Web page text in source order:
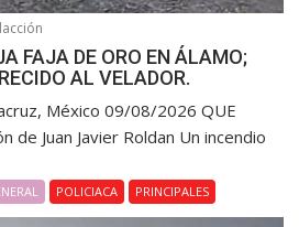
FAJA DE ORO EN ÁLAMO;
AL VELADOR.
México 09/08/2026 QUE
de Juan Javier Roldan Un incendio
POLICIACA PRINCIPALES